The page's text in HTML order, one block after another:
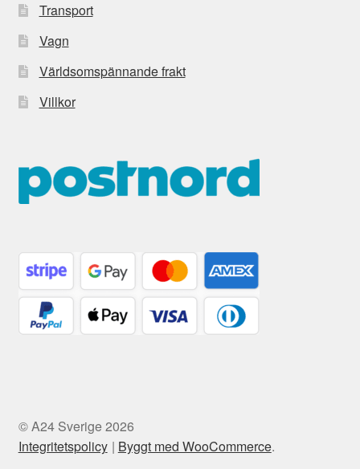
Transport
Vagn
Världsomspännande frakt
Villkor
© A24 Sverige 2026
Integritetspolicy
Byggt med WooCommerce.